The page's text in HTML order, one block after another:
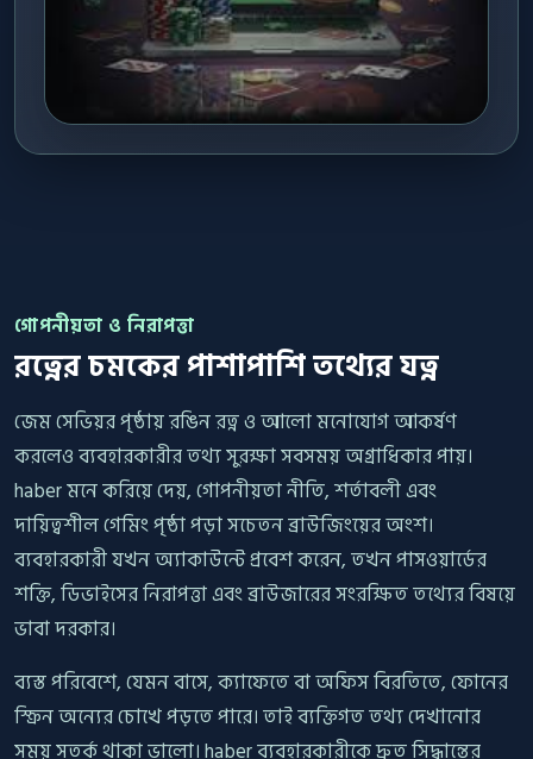
গোপনীয়তা ও নিরাপত্তা
রত্নের চমকের পাশাপাশি তথ্যের যত্ন
জেম সেভিয়র পৃষ্ঠায় রঙিন রত্ন ও আলো মনোযোগ আকর্ষণ
করলেও ব্যবহারকারীর তথ্য সুরক্ষা সবসময় অগ্রাধিকার পায়।
haber মনে করিয়ে দেয়, গোপনীয়তা নীতি, শর্তাবলী এবং
দায়িত্বশীল গেমিং পৃষ্ঠা পড়া সচেতন ব্রাউজিংয়ের অংশ।
ব্যবহারকারী যখন অ্যাকাউন্টে প্রবেশ করেন, তখন পাসওয়ার্ডের
শক্তি, ডিভাইসের নিরাপত্তা এবং ব্রাউজারের সংরক্ষিত তথ্যের বিষয়ে
ভাবা দরকার।
ব্যস্ত পরিবেশে, যেমন বাসে, ক্যাফেতে বা অফিস বিরতিতে, ফোনের
স্ক্রিন অন্যের চোখে পড়তে পারে। তাই ব্যক্তিগত তথ্য দেখানোর
সময় সতর্ক থাকা ভালো। haber ব্যবহারকারীকে দ্রুত সিদ্ধান্তের